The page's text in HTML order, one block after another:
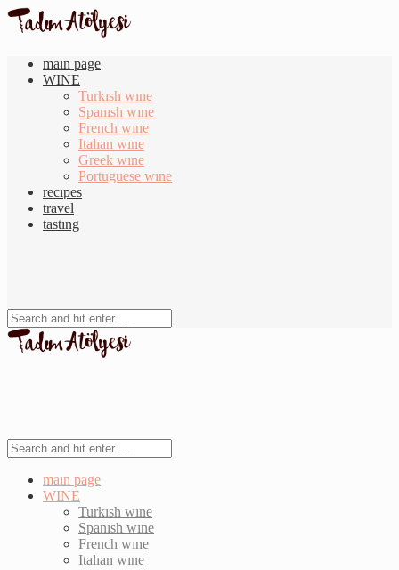
maın page
WINE
Turkısh wıne
Spanısh wıne
French wıne
Italıan wıne
Greek wıne
Portuguese wıne
recıpes
travel
tastıng
maın page
WINE
Turkısh wıne
Spanısh wıne
French wıne
Italıan wıne